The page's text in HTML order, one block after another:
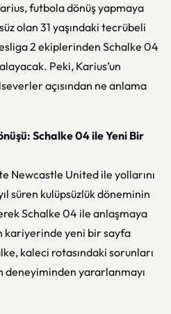
futbola dönüş yapmaya
olan 31 yaşındaki tecrübeli
2 ekiplerinden Schalke 04
Peki, Karius’un
açısından ne anlama
Schalke 04 ile Yeni Bir
Newcastle United ile yollarını
süren kulüpsüzlük döneminin
Schalke 04 ile anlaşmaya
kariyerinde yeni bir sayfa
kaleci rotasındaki sorunları
deneyiminden yararlanmayı